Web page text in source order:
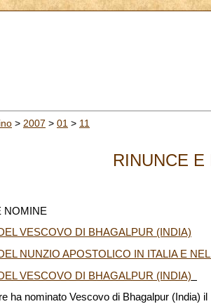
> 2007 > 01 > 11
RINUNCE E
NOMINE
VESCOVO DI BHAGALPUR (INDIA)
NUNZIO APOSTOLICO IN ITALIA E
VESCOVO DI BHAGALPUR (INDIA)
ha nominato Vescovo di Bhagalpur (India)